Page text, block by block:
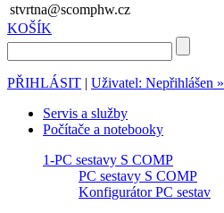
stvrtna@scomphw.cz
KOŠÍK
PŘIHLÁSIT | Uživatel: Nepřihlášen »
Servis a služby
Počítače a notebooky
1-PC sestavy S COMP
PC sestavy S COMP
Konfigurátor PC sestav